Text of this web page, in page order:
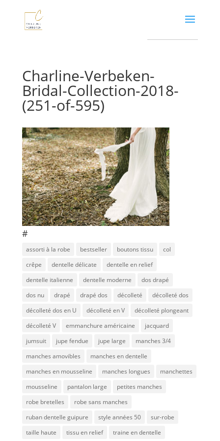
Charline-Verbeken-
Bridal-Collection-2018-
(251-of-595)
#
assorti à la robe bestseller boutons tissu
col
crêpe
dentelle délicate
dentelle en relief
dentelle italienne
dentelle moderne
dos drapé
dos nu
drapé drapé dos décolleté
décolleté dos
décolleté dos en U
décolleté en V
décolleté plongeant
décolleté V
emmanchure américaine
jacquard
jumsuit
jupe fendue jupe large
manches 3/4
manches amovibles
manches en dentelle
manches en mousseline
manches longues
manchettes
mousseline
pantalon large
petites manches
robe bretelles
robe sans manches
ruban dentelle guipure
style années 50
sur-robe
taille haute
tissu en relief traine en dentelle